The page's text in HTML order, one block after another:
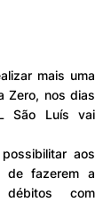
Zero, nos dias
São Luís vai
de fazerem a
com